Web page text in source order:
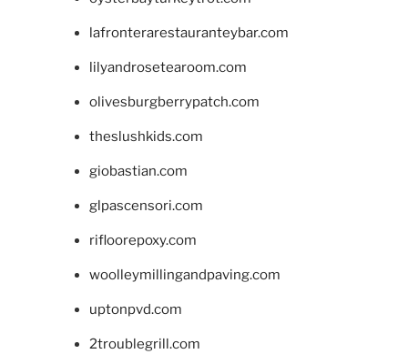
lafronterarestauranteybar.com
lilyandrosetearoom.com
olivesburgberrypatch.com
theslushkids.com
giobastian.com
glpascensori.com
rifloorepoxy.com
woolleymillingandpaving.com
uptonpvd.com
2troublegrill.com